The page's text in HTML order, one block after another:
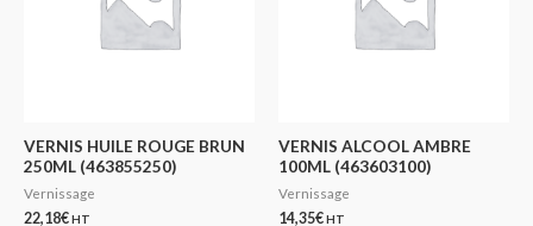
VERNIS HUILE ROUGE BRUN
250ML (463855250)
Vernissage
22,18€HT
VERNIS ALCOOL AMBRE
100ML (463603100)
Vernissage
14,35€HT